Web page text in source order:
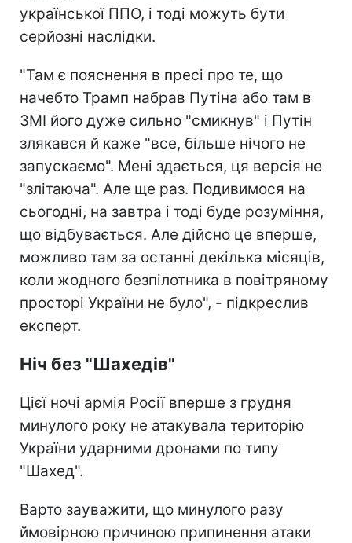
української ППО, і тоді можуть бути
серйозні наслідки.
"Там є пояснення в пресі про те, що
начебто Трамп набрав Путіна або там в
ЗМІ його дуже сильно "смикнув" і Путін
злякався й каже "все, більше нічого не
запускаємо". Мені здається, ця версія не
"злітаюча". Але ще раз. Подивимося на
сьогодні, на завтра і тоді буде розуміння,
що відбувається. Але дійсно це вперше,
можливо там за останні декілька місяців,
коли жодного безпілотника в повітряному
просторі України не було", - підкреслив
експерт.
Ніч без "Шахедів"
Цієї ночі армія Росії вперше з грудня
минулого року не атакувала територію
України ударними дронами по типу
"Шахед".
Варто зауважити, що минулого разу
ймовірною причиною припинення атаки